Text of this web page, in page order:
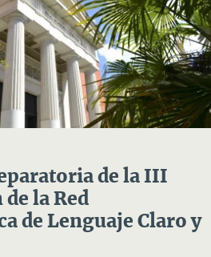
de la III
la Red
de Lenguaje Claro y